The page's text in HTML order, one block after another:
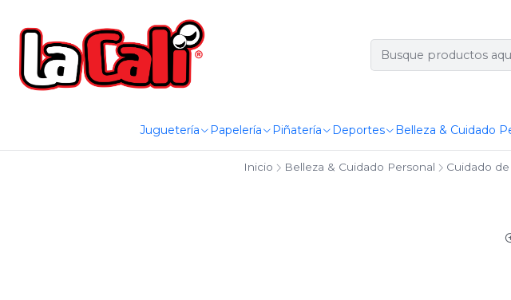
Juguetería Papelería Piñatería Deportes Belleza & Cuidado
Inicio Belleza & Cuidado Personal Cuidado de